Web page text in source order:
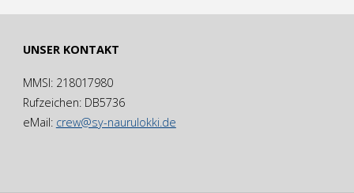
UNSER KONTAKT
MMSI: 218017980
Rufzeichen: DB5736
eMail: crew@sy-naurulokki.de